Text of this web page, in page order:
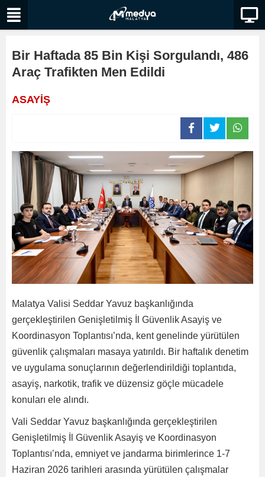
Bir Haftada 85 Bin Kişi Sorgulandı, 486
Araç Trafikten Men Edildi
ASAYİŞ
Malatya Valisi Seddar Yavuz başkanlığında
gerçekleştirilen Genişletilmiş İl Güvenlik Asayiş ve
Koordinasyon Toplantısı’nda, kent genelinde yürütülen
güvenlik çalışmaları masaya yatırıldı. Bir haftalık denetim
ve uygulama sonuçlarının değerlendirildiği toplantıda,
asayiş, narkotik, trafik ve düzensiz göçle mücadele
konuları ele alındı.
Vali Seddar Yavuz başkanlığında gerçekleştirilen
Genişletilmiş İl Güvenlik Asayiş ve Koordinasyon
Toplantısı’nda, emniyet ve jandarma birimlerince 1-7
Haziran 2026 tarihleri arasında yürütülen çalışmalar